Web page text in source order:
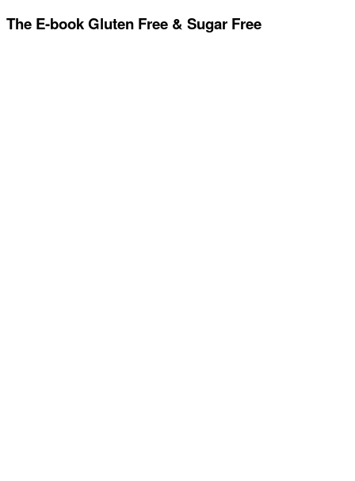
The E-book Gluten Free & Sugar Free